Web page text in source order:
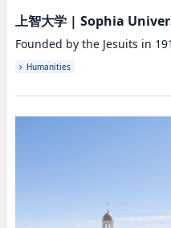
上智大学| Sophia
Founded by the Jesuits in
Humanities